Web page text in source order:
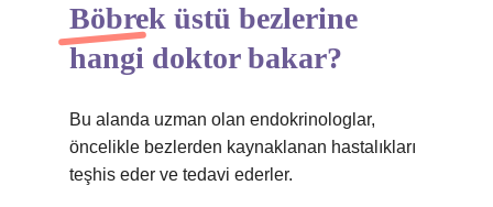
Böbrek üstü bezlerine
hangi doktor bakar?
Bu alanda uzman olan endokrinologlar,
öncelikle bezlerden kaynaklanan hastalıkları
teşhis eder ve tedavi ederler.